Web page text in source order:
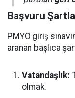
Başvuru
PMYO giriş
aranan başlıca
Vatandaşlık:
olmak.